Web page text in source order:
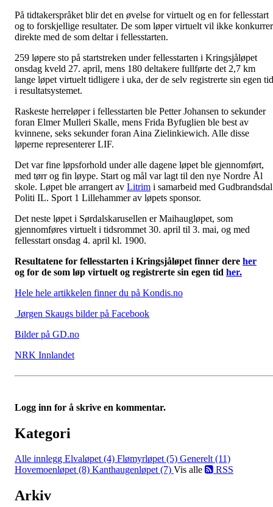
På tidtakerspråket blir det en øvelse for virtuelt og en for fellesstart
og to forskjellige resultater. De som løper virtuelt vil ikke
direkte med de som deltar i fellesstarten.
259 løpere sto på startstreken under fellesstarten i Kringsjåløpet
onsdag kveld 27. april, mens 180 deltakere fullførte det 2,7 km
lange løpet virtuelt tidligere i uka, der de selv registrerte sin egen tid
i resultatsystemet.
Raskeste herreløper i fellesstarten ble Petter Johansen to sekunder
foran Elmer Mulleri Skalle, mens Frida Byfuglien ble best av
kvinnene, seks sekunder foran Aina Zielinkiewich. Alle disse
løperne representerer LIF.
Det var fine løpsforhold under alle dagene løpet ble gjennomført,
med tørr og fin løype. Start og mål var lagt til den nye Nordre Ål
skole. Løpet ble arrangert av Litrim i samarbeid med Gudbrandsdal
Politi IL. Sport 1 Lillehammer av løpets sponsor.
Det neste løpet i Sørdalskarusellen er Maihaugløpet, som
gjennomføres virtuelt i tidsrommet 30. april til 3. mai, og med
fellesstart onsdag 4. april kl. 1900.
Resultatene for fellesstarten i Kringsjåløpet finner dere her
og for de som løp virtuelt og registrerte sin egen tid her.
Hele hele artikkelen finner du på Kondis.no
Jørgen Skaugs bilder på Facebook
Bilder på GD.no
NRK Innlandet
Logg inn for å skrive en kommentar.
Kategori
Alle innlegg Elvaløpet (4) Flømyrløpet (5) Generelt (11)
Hovemoenløpet (8) Kanthaugenløpet (7) Vis alle RSS
Arkiv